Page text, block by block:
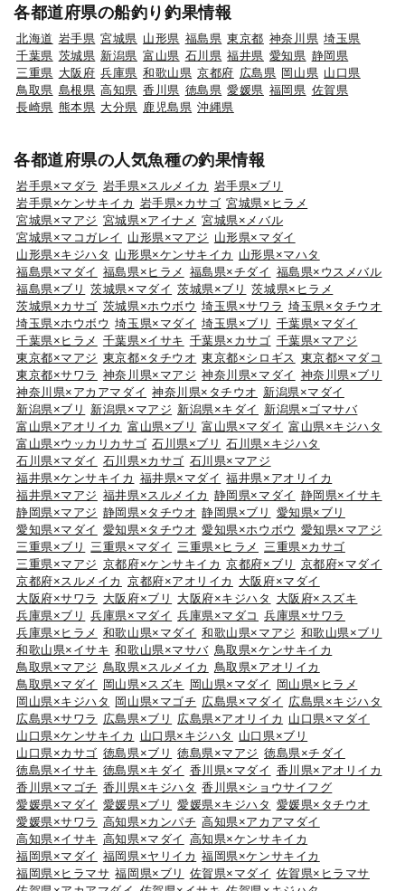
各都道府県の船釣り釣果情報
北海道 岩手県 宮城県 山形県 福島県 東京都 神奈川県 埼玉県
千葉県 茨城県 新潟県 富山県 石川県 福井県 愛知県 静岡県
三重県 大阪府 兵庫県 和歌山県 京都府 広島県 岡山県 山口県
鳥取県 島根県 高知県 香川県 徳島県 愛媛県 福岡県 佐賀県
長崎県 熊本県 大分県 鹿児島県 沖縄県
各都道府県の人気魚種の釣果情報
岩手県×マダラ 岩手県×スルメイカ 岩手県×ブリ
岩手県×ケンサキイカ 岩手県×カサゴ 宮城県×ヒラメ
宮城県×マアジ 宮城県×アイナメ 宮城県×メバル
宮城県×マコガレイ
山形県×マアジ 山形県×マダイ
山形県×キジハタ 山形県×ケンサキイカ
山形県×マハタ
福島県×マダイ 福島県×ヒラメ 福島県×チダイ 福島県×ウスメバル
福島県×ブリ
茨城県×マダイ 茨城県×ブリ
茨城県×ヒラメ
茨城県×カサゴ 茨城県×ホウボウ 埼玉県×サワラ 埼玉県×タチウオ
埼玉県×ホウボウ 埼玉県×マダイ 埼玉県×ブリ
千葉県×マダイ
千葉県×ヒラメ 千葉県×イサキ 千葉県×カサゴ 千葉県×マアジ
東京都×マアジ 東京都×タチウオ 東京都×シロギス 東京都×マダコ
東京都×サワラ 神奈川県×マアジ 神奈川県×マダイ 神奈川県×ブリ
神奈川県×アカアマダイ 神奈川県×タチウオ 新潟県×マダイ
新潟県×ブリ
新潟県×マアジ 新潟県×キダイ
新潟県×ゴマサバ
富山県×アオリイカ 富山県×ブリ 富山県×マダイ 富山県×キジハタ
富山県×ウッカリカサゴ 石川県×ブリ
石川県×キジハタ
石川県×マダイ 石川県×カサゴ 石川県×マアジ
福井県×ケンサキイカ 福井県×マダイ 福井県×アオリイカ
福井県×マアジ 福井県×スルメイカ 静岡県×マダイ 静岡県×イサキ
静岡県×マアジ 静岡県×タチウオ 静岡県×ブリ
愛知県×ブリ
愛知県×マダイ 愛知県×タチウオ 愛知県×ホウボウ 愛知県×マアジ
三重県×ブリ
三重県×マダイ 三重県×ヒラメ
三重県×カサゴ
三重県×マアジ 京都府×ケンサキイカ 京都府×ブリ
京都府×マダイ
京都府×スルメイカ 京都府×アオリイカ
大阪府×マダイ
大阪府×サワラ
大阪府×ブリ 大阪府×キジハタ
大阪府×スズキ
兵庫県×ブリ
兵庫県×マダイ 兵庫県×マダコ
兵庫県×サワラ
兵庫県×ヒラメ 和歌山県×マダイ 和歌山県×マアジ 和歌山県×ブリ
和歌山県×イサキ 和歌山県×マサバ 鳥取県×ケンサキイカ
鳥取県×マアジ 鳥取県×スルメイカ 鳥取県×アオリイカ
鳥取県×マダイ
岡山県×スズキ 岡山県×マダイ
岡山県×ヒラメ
岡山県×キジハタ
岡山県×マゴチ 広島県×マダイ 広島県×キジハタ
広島県×サワラ
広島県×ブリ 広島県×アオリイカ 山口県×マダイ
山口県×ケンサキイカ
山口県×キジハタ
山口県×ブリ
山口県×カサゴ 徳島県×ブリ 徳島県×マアジ 徳島県×チダイ
徳島県×イサキ 徳島県×キダイ 香川県×マダイ 香川県×アオリイカ
香川県×マゴチ 香川県×キジハタ 香川県×ショウサイフグ
愛媛県×マダイ 愛媛県×ブリ 愛媛県×キジハタ 愛媛県×タチウオ
愛媛県×サワラ 高知県×カンパチ 高知県×アカアマダイ
高知県×イサキ 高知県×マダイ 高知県×ケンサキイカ
福岡県×マダイ 福岡県×ヤリイカ 福岡県×ケンサキイカ
福岡県×ヒラマサ 福岡県×ブリ 佐賀県×マダイ 佐賀県×ヒラマサ